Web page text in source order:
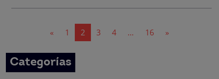
entradas
« 1 2 3 4 … 16 »
Categorías